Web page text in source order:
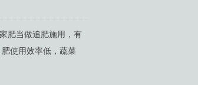
肥当做追肥施用，有
使用效率低，蔬菜